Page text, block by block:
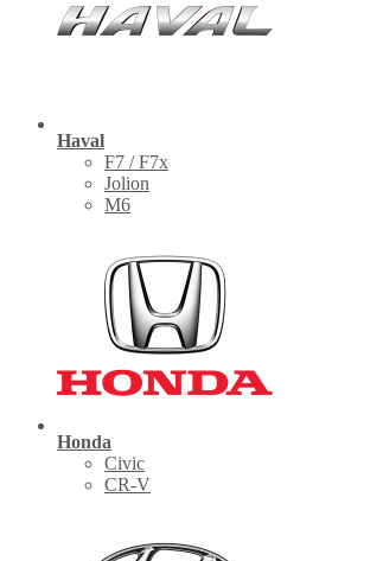
Haval
F7 / F7x
Jolion
M6
Honda
Civic
CR-V